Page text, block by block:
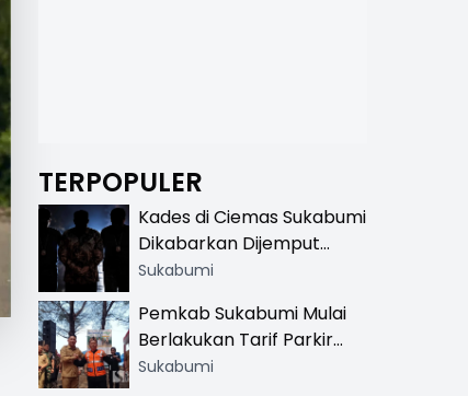
TERPOPULER
Kades di Ciemas Sukabumi
Dikabarkan Dijemput
Satnarkoba, Polisi
Sukabumi
Pemkab Sukabumi Mulai
Berlakukan Tarif Parkir
Resmi di 13 Lokasi Wisata,
Sukabumi